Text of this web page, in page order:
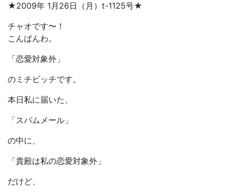
★2009年 1月26日（月）t-1125号★
チャオです〜！
こんばんわ。
「恋愛対象外」
のミチビッチです。
本日私に届いた、
「スパムメール」
の中に、
「貴殿は私の恋愛対象外」
だけど、